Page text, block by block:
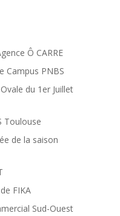
Ô CARRE
Campus PNBS
du 1er Juillet
Toulouse
de la saison
FIKA
Sud-Ouest